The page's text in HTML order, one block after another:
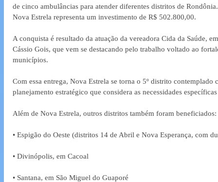
de cinco ambulâncias para atender diferentes distritos de
Nova Estrela representa um investimento de R$ 502.800,00.
A conquista é resultado da atuação da vereadora Cida da Saúde,
Cássio Gois, que vem se destacando pelo trabalho voltado ao
municípios.
Com essa entrega, Nova Estrela se torna o 5º distrito
planejamento estratégico que considera as necessidades
Além de Nova Estrela, outros distritos também foram beneficiados:
• Espigão do Oeste (distritos 14 de Abril e Nova Esperança, com
• Divinópolis, em Cacoal
• Santana, em São Miguel do Guaporé